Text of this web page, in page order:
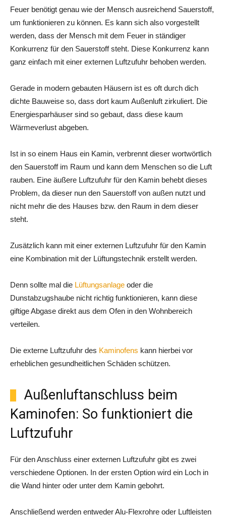
Feuer benötigt genau wie der Mensch ausreichend Sauerstoff,
um funktionieren zu können. Es kann sich also vorgestellt
werden, dass der Mensch mit dem Feuer in ständiger
Konkurrenz für den Sauerstoff steht. Diese Konkurrenz kann
ganz einfach mit einer externen Luftzufuhr behoben werden.
Gerade in modern gebauten Häusern ist es oft durch dich
dichte Bauweise so, dass dort kaum Außenluft zirkuliert. Die
Energiesparhäuser sind so gebaut, dass diese kaum
Wärmeverlust abgeben.
Ist in so einem Haus ein Kamin, verbrennt dieser wortwörtlich
den Sauerstoff im Raum und kann dem Menschen so die Luft
rauben. Eine äußere Luftzufuhr für den Kamin behebt dieses
Problem, da dieser nun den Sauerstoff von außen nutzt und
nicht mehr die des Hauses bzw. den Raum in dem dieser
steht.
Zusätzlich kann mit einer externen Luftzufuhr für den Kamin
eine Kombination mit der Lüftungstechnik erstellt werden.
Denn sollte mal die Lüftungsanlage oder die
Dunstabzugshaube nicht richtig funktionieren, kann diese
giftige Abgase direkt aus dem Ofen in den Wohnbereich
verteilen.
Die externe Luftzufuhr des Kaminofens kann hierbei vor
erheblichen gesundheitlichen Schäden schützen.
Außenluftanschluss beim
Kaminofen: So funktioniert die
Luftzufuhr
Für den Anschluss einer externen Luftzufuhr gibt es zwei
verschiedene Optionen. In der ersten Option wird ein Loch in
die Wand hinter oder unter dem Kamin gebohrt.
Anschließend werden entweder Alu-Flexrohre oder Luftleisten